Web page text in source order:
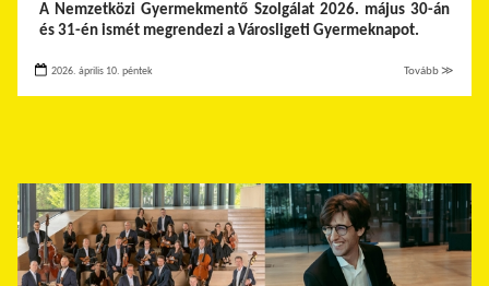
A Nemzetközi Gyermekmentő Szolgálat 2026. május 30-án
és 31-én ismét megrendezi a Városligeti Gyermeknapot.
2026. április 10. péntek Tovább ≫